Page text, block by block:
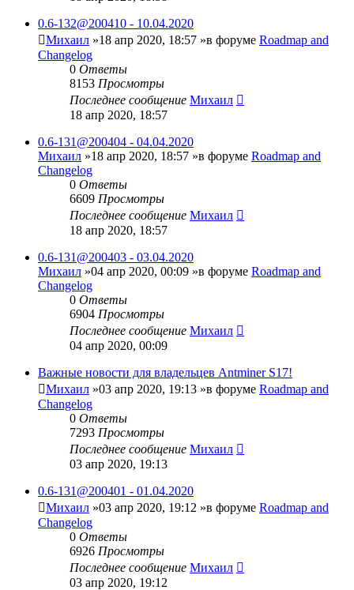
0.6-132@200410 - 10.04.2020
Михаил »18 апр 2020, 18:57 »в форуме Roadmap and
Changelog
0 Ответы
8153 Просмотры
Последнее сообщение Михаил
18 апр 2020, 18:57
0.6-131@200404 - 04.04.2020
Михаил »18 апр 2020, 18:57 »в форуме Roadmap and
Changelog
0 Ответы
6609 Просмотры
Последнее сообщение Михаил
18 апр 2020, 18:57
0.6-131@200403 - 03.04.2020
Михаил »04 апр 2020, 00:09 »в форуме Roadmap and
Changelog
0 Ответы
6904 Просмотры
Последнее сообщение Михаил
04 апр 2020, 00:09
Важные новости для владельцев Antminer S17!
Михаил »03 апр 2020, 19:13 »в форуме Roadmap and
Changelog
0 Ответы
7293 Просмотры
Последнее сообщение Михаил
03 апр 2020, 19:13
0.6-131@200401 - 01.04.2020
Михаил »03 апр 2020, 19:12 »в форуме Roadmap and
Changelog
0 Ответы
6926 Просмотры
Последнее сообщение Михаил
03 апр 2020, 19:12